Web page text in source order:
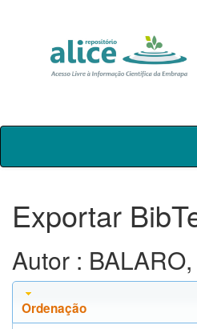
Skip
Exportar
Autor :
Ordenação